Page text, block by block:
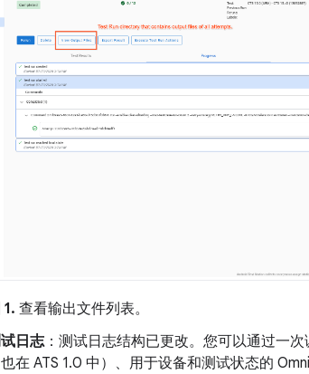
1. 查看输出文件列表。
日志：测试日志结构已更改。您可以通过一
也在 ATS 1.0 中）、用于设备和测试状态的